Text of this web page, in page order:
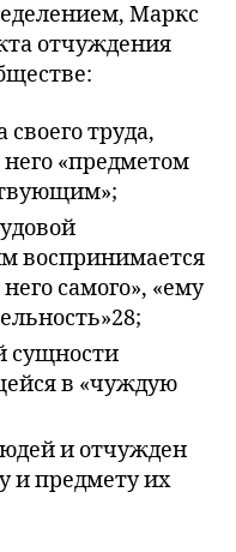
Маркс
отчуждения
труда,
«предметом
воспринимается
самого», «ему
сущности
в «чуждую
и отчужден
и предмету их